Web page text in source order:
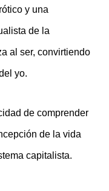
y una
de la
al ser, convirtiendo
yo.
de comprender
de la vida
capitalista.